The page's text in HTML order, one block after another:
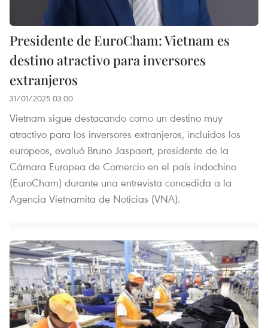
Presidente de EuroCham: Vietnam es
destino atractivo para inversores
extranjeros
31/01/2025 03:00
Vietnam sigue destacando como un destino muy
atractivo para los inversores extranjeros, incluidos los
europeos, evaluó Bruno Jaspaert, presidente de la
Cámara Europea de Comercio en el país indochino
(EuroCham) durante una entrevista concedida a la
Agencia Vietnamita de Noticias (VNA).